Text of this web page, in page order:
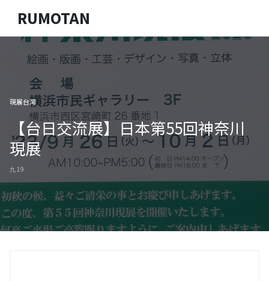
RUMOTAN
現展台灣
【台日交流展】日本第55回神奈川
現展
九 19